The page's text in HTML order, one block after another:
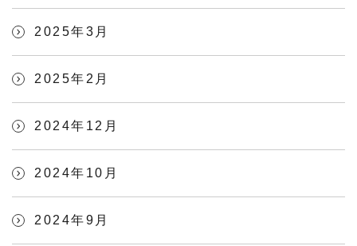
2025年3月
2025年2月
2024年12月
2024年10月
2024年9月